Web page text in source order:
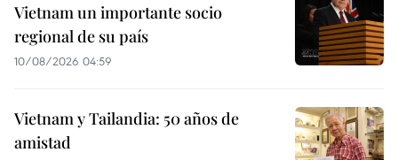
Vietnam un importante socio
regional de su país
10/08/2026 04:59
Vietnam y Tailandia: 50 años de
amistad